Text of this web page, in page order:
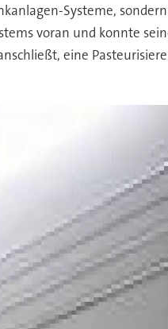
Systeme,
voran und konnte
eine